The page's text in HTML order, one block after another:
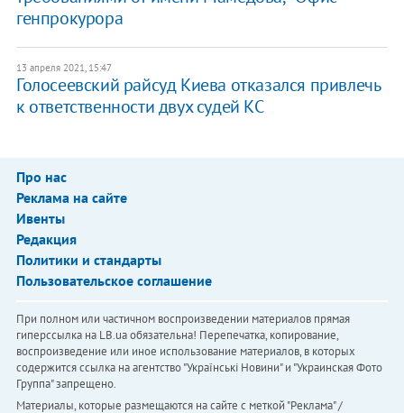
генпрокурора
13 апреля 2021, 15:47
Голосеевский райсуд Киева отказался привлечь
к ответственности двух судей КС
Про нас
Реклама на сайте
Ивенты
Редакция
Политики и стандарты
Пользовательское соглашение
При полном или частичном воспроизведении материалов прямая
гиперссылка на LB.ua обязательна! Перепечатка, копирование,
воспроизведение или иное использование материалов, в которых
содержится ссылка на агентство "Українськi Новини" и "Украинская Фото
Группа" запрещено.
Материалы, которые размещаются на сайте с меткой "Реклама" /